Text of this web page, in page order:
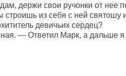
держи свои ручонки от нее
из себя с ней святошу
девичьих сердец?
— Ответил Марк, а дальше